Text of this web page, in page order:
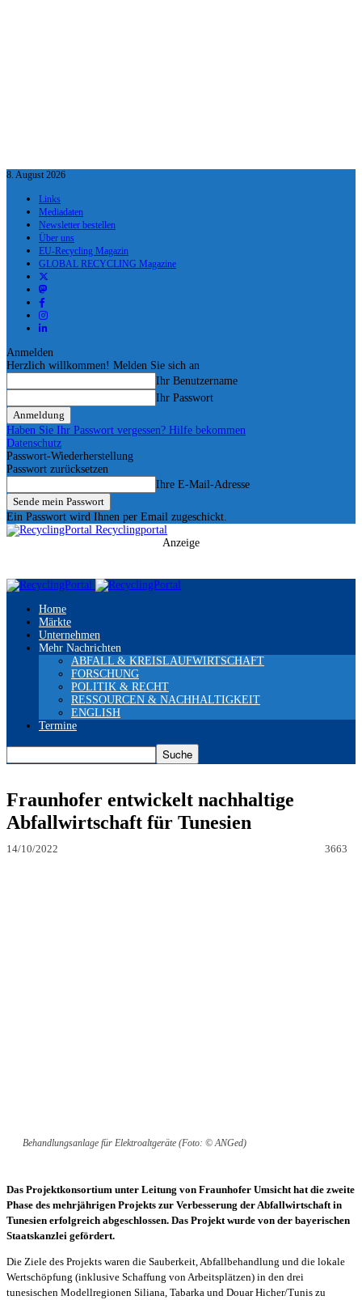
8. August 2026
Links
Mediadaten
Newsletter bestellen
Über uns
EU-Recycling Magazin
GLOBAL RECYCLING Magazine
Anmelden
Herzlich willkommen! Melden Sie sich an
Ihr Benutzername
Ihr Passwort
Haben Sie Ihr Passwort vergessen? Hilfe bekommen
Datenschutz
Passwort-Wiederherstellung
Passwort zurücksetzen
Ihre E-Mail-Adresse
Ein Passwort wird Ihnen per Email zugeschickt.
Recyclingportal
Anzeige
Home
Märkte
Unternehmen
Mehr Nachrichten
ABFALL & KREISLAUFWIRTSCHAFT
FORSCHUNG
POLITIK & RECHT
RESSOURCEN & NACHHALTIGKEIT
ENGLISH
Termine
Fraunhofer entwickelt nachhaltige
Abfallwirtschaft für Tunesien
14/10/2022 3663
Behandlungsanlage für Elektroaltgeräte (Foto: © ANGed)
Das Projektkonsortium unter Leitung von Fraunhofer Umsicht hat die zweite
Phase des mehrjährigen Projekts zur Verbesserung der Abfallwirtschaft in
Tunesien erfolgreich abgeschlossen. Das Projekt wurde von der bayerischen
Staatskanzlei gefördert.
Die Ziele des Projekts waren die Sauberkeit, Abfallbehandlung und die lokale
Wertschöpfung (inklusive Schaffung von Arbeitsplätzen) in den drei
tunesischen Modellregionen Siliana, Tabarka und Douar Hicher/Tunis zu